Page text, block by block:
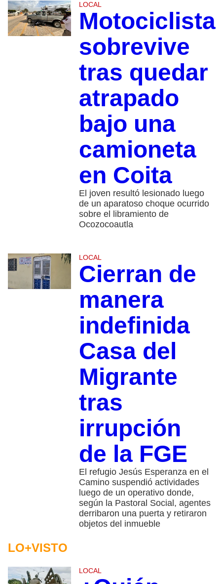
LOCAL
Motociclista
sobrevive
tras quedar
atrapado
bajo una
camioneta
en Coita
El joven resultó lesionado luego
de un aparatoso choque ocurrido
sobre el libramiento de
Ocozocoautla
LOCAL
Cierran de
manera
indefinida
Casa del
Migrante
tras
irrupción
de la FGE
El refugio Jesús Esperanza en el
Camino suspendió actividades
luego de un operativo donde,
según la Pastoral Social, agentes
derribaron una puerta y retiraron
objetos del inmueble
LO+VISTO
LOCAL